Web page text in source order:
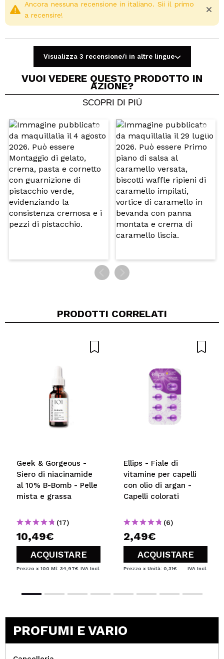
Condividi un video o una foto
Il tuo video potrebbe essere il primo. Immaginalo...
Consiglieresti questo acquisto? Si No
INVIA
Ancora nessuna recensione in italiano. Sii il primo
a recensire!
Visualizza 3 recensione/i in altre lingue
VUOI VEDERE QUESTO PRODOTTO IN
AZIONE?
SCOPRI DI PIÙ
PRODOTTI CORRELATI
Geek & Gorgeous -
Siero di niacinamide
al 10% B-Bomb - Pelle
mista e grassa
(17)
10,49€
ACQUISTARE
Prezzo x 100 Ml: 34,97€ IVA Incl.
Ellips - Fiale di
vitamine per capelli
con olio di argan -
Capelli colorati
(6)
2,49€
ACQUISTARE
Prezzo x Unità: 0,31€ IVA Incl.
PROFUMI E VARIO